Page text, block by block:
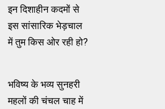
इन दिशाहीन कदमों से
इस सांसारिक भेड़चाल
में तुम किस ओर रही हो?
भविष्य के भव्य सुनहरी
महलों की चंचल चाह में